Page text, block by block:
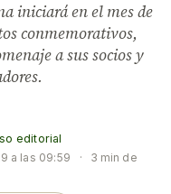
iniciará en el mes de
conmemorativos,
a sus socios y
editorial
a las 09:59 ·
3 min de